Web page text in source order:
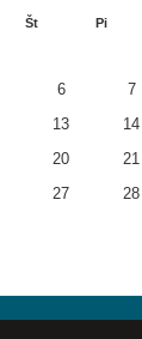
Št Pi
6 7
13 14
20 21
27 28